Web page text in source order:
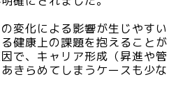
変化による影響が生じやすい
健康上の課題を抱えることが
で、キャリア形成（昇進や管
きらめてしまうケースも少な